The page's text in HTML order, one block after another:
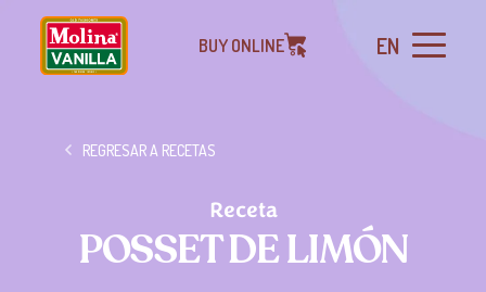
BUY ONLINE EN
REGRESAR A RECETAS
Receta
POSSET DE LIMÓN